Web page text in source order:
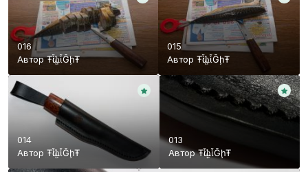
016
АвторŦᾡἷḶἷḠḩŦ
015
АвторŦᾡἷḶἷḠḩŦ
014
Автор ŦᾡἷḶἷḠḩŦ
013
АвторŦᾡἷḶἷḠḩŦ